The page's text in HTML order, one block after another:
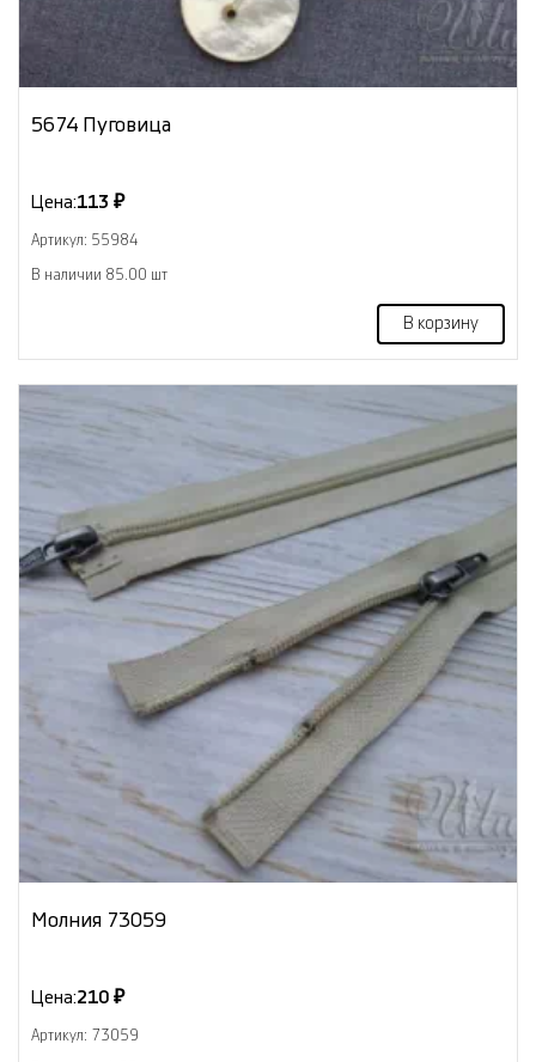
5674 Пуговица
Цена:113 ₽
Артикул: 55984
В наличии 85.00 шт
В корзину
Молния 73059
Цена:210 ₽
Артикул: 73059